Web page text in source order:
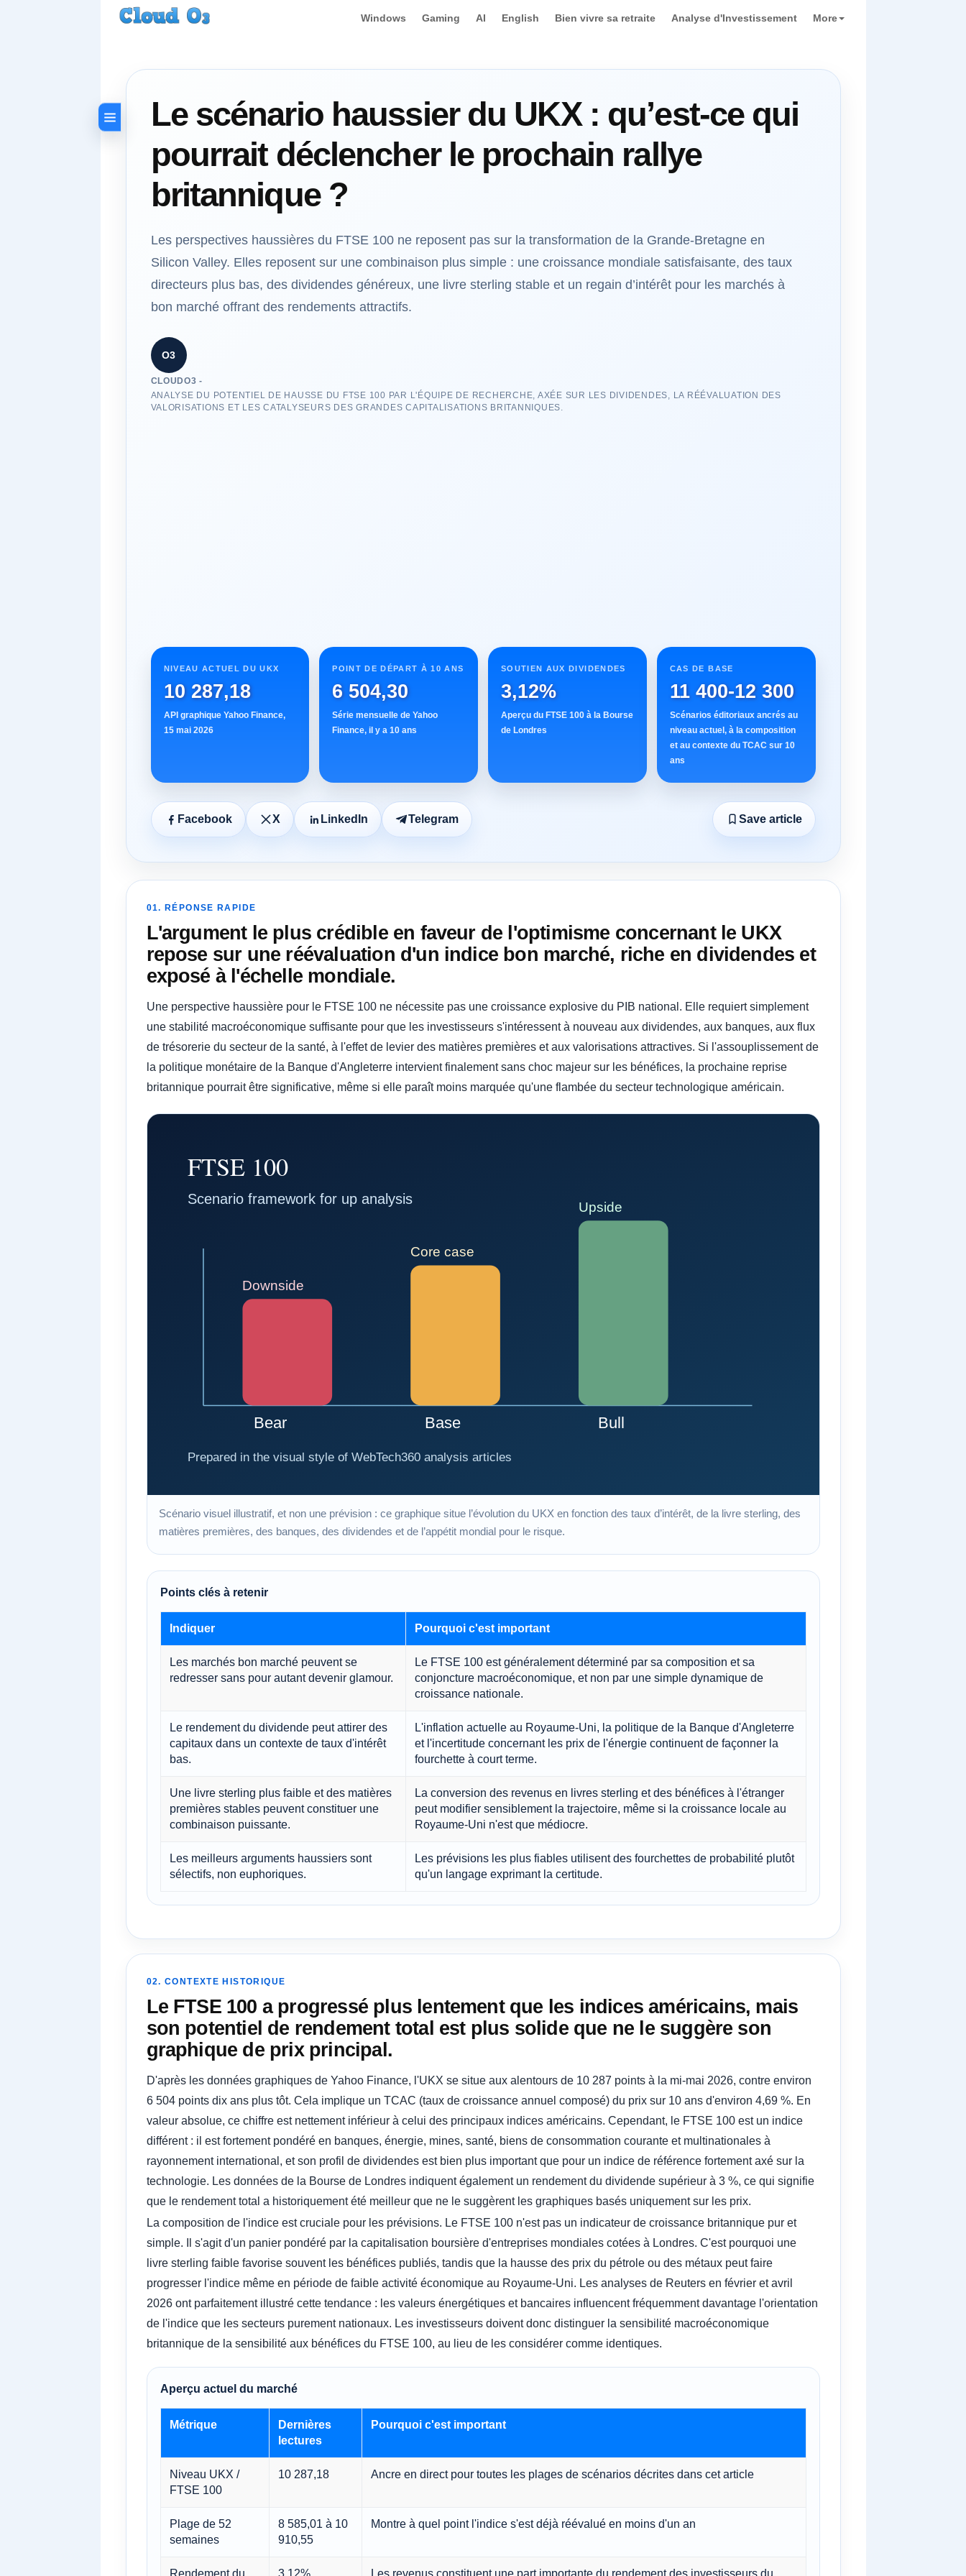
Windows Gaming AI English Bien vivre sa retraite Analyse d'Investissement More
Le scénario haussier du UKX : qu’est-ce qui
pourrait déclencher le prochain rallye
britannique ?
Les perspectives haussières du FTSE 100 ne reposent pas sur la transformation de la Grande-Bretagne en
Silicon Valley. Elles reposent sur une combinaison plus simple : une croissance mondiale satisfaisante, des taux
directeurs plus bas, des dividendes généreux, une livre sterling stable et un regain d’intérêt pour les marchés à
bon marché offrant des rendements attractifs.
O3
CLOUDO3 -
ANALYSE DU POTENTIEL DE HAUSSE DU FTSE 100 PAR L'ÉQUIPE DE RECHERCHE, AXÉE SUR LES DIVIDENDES, LA RÉÉVALUATION DES
VALORISATIONS ET LES CATALYSEURS DES GRANDES CAPITALISATIONS BRITANNIQUES.
NIVEAU ACTUEL DU UKX
10 287,18
API graphique Yahoo Finance,
15 mai 2026
POINT DE DÉPART À 10 ANS
6 504,30
Série mensuelle de Yahoo
Finance, il y a 10 ans
SOUTIEN AUX DIVIDENDES
3,12%
Aperçu du FTSE 100 à la Bourse
de Londres
CAS DE BASE
11 400-12 300
Scénarios éditoriaux ancrés au
niveau actuel, à la composition
et au contexte du TCAC sur 10
ans
Facebook X LinkedIn Telegram Save article
01. RÉPONSE RAPIDE
L'argument le plus crédible en faveur de l'optimisme concernant le UKX
repose sur une réévaluation d'un indice bon marché, riche en dividendes et
exposé à l'échelle mondiale.
Une perspective haussière pour le FTSE 100 ne nécessite pas une croissance explosive du PIB national. Elle requiert simplement
une stabilité macroéconomique suffisante pour que les investisseurs s'intéressent à nouveau aux dividendes, aux banques, aux flux
de trésorerie du secteur de la santé, à l'effet de levier des matières premières et aux valorisations attractives. Si l'assouplissement de
la politique monétaire de la Banque d'Angleterre intervient finalement sans choc majeur sur les bénéfices, la prochaine reprise
britannique pourrait être significative, même si elle paraît moins marquée qu'une flambée du secteur technologique américain.
Scénario visuel illustratif, et non une prévision : ce graphique situe l’évolution du UKX en fonction des taux d’intérêt, de la livre sterling, des
matières premières, des banques, des dividendes et de l’appétit mondial pour le risque.
Points clés à retenir
Indiquer Pourquoi c'est important
Les marchés bon marché peuvent se
redresser sans pour autant devenir glamour.
Le FTSE 100 est généralement déterminé par sa composition et sa
conjoncture macroéconomique, et non par une simple dynamique de
croissance nationale.
Le rendement du dividende peut attirer des
capitaux dans un contexte de taux d'intérêt
bas.
L'inflation actuelle au Royaume-Uni, la politique de la Banque d'Angleterre
et l'incertitude concernant les prix de l'énergie continuent de façonner la
fourchette à court terme.
Une livre sterling plus faible et des matières
premières stables peuvent constituer une
combinaison puissante.
La conversion des revenus en livres sterling et des bénéfices à l'étranger
peut modifier sensiblement la trajectoire, même si la croissance locale au
Royaume-Uni n'est que médiocre.
Les meilleurs arguments haussiers sont
sélectifs, non euphoriques.
Les prévisions les plus fiables utilisent des fourchettes de probabilité plutôt
qu'un langage exprimant la certitude.
02. CONTEXTE HISTORIQUE
Le FTSE 100 a progressé plus lentement que les indices américains, mais
son potentiel de rendement total est plus solide que ne le suggère son
graphique de prix principal.
D'après les données graphiques de Yahoo Finance, l'UKX se situe aux alentours de 10 287 points à la mi-mai 2026, contre environ
6 504 points dix ans plus tôt. Cela implique un TCAC (taux de croissance annuel composé) du prix sur 10 ans d'environ 4,69 %. En
valeur absolue, ce chiffre est nettement inférieur à celui des principaux indices américains. Cependant, le FTSE 100 est un indice
différent : il est fortement pondéré en banques, énergie, mines, santé, biens de consommation courante et multinationales à
rayonnement international, et son profil de dividendes est bien plus important que pour un indice de référence fortement axé sur la
technologie. Les données de la Bourse de Londres indiquent également un rendement du dividende supérieur à 3 %, ce qui signifie
que le rendement total a historiquement été meilleur que ne le suggèrent les graphiques basés uniquement sur les prix.
La composition de l'indice est cruciale pour les prévisions. Le FTSE 100 n'est pas un indicateur de croissance britannique pur et
simple. Il s'agit d'un panier pondéré par la capitalisation boursière d'entreprises mondiales cotées à Londres. C'est pourquoi une
livre sterling faible favorise souvent les bénéfices publiés, tandis que la hausse des prix du pétrole ou des métaux peut faire
progresser l'indice même en période de faible activité économique au Royaume-Uni. Les analyses de Reuters en février et avril
2026 ont parfaitement illustré cette tendance : les valeurs énergétiques et bancaires influencent fréquemment davantage l'orientation
de l'indice que les secteurs purement nationaux. Les investisseurs doivent donc distinguer la sensibilité macroéconomique
britannique de la sensibilité aux bénéfices du FTSE 100, au lieu de les considérer comme identiques.
Aperçu actuel du marché
Métrique
Dernières
lectures
Pourquoi c'est important
Niveau UKX /
FTSE 100
10 287,18 Ancre en direct pour toutes les plages de scénarios décrites dans cet article
Plage de 52
semaines
8 585,01 à 10
910,55
Montre à quel point l'indice s'est déjà réévalué en moins d'un an
Rendement du 3,12% Les revenus constituent une part importante du rendement des investisseurs du